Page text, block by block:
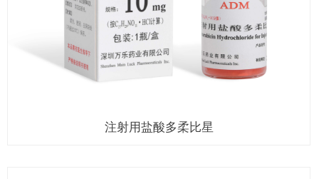
注射用盐酸多柔比星